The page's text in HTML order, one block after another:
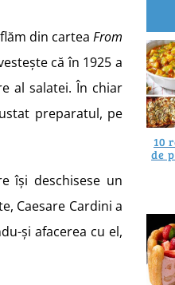
din cartea From
că în 1925 a
al salatei. În chiar
preparatul, pe
își deschisese un
Caesare Cardini a
și afacerea cu el,
10
de